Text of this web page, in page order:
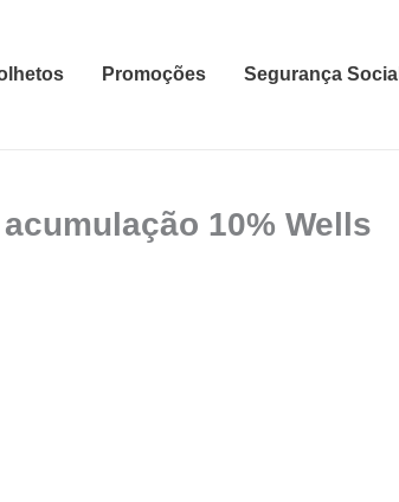
Promoções Segurança Social
10% Wells